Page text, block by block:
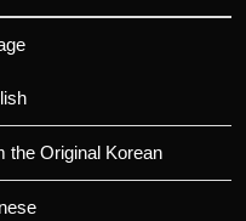
the Original Korean